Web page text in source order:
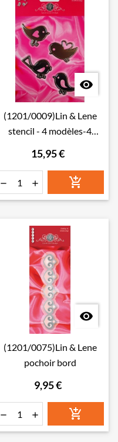

(1201/0009)Lin & Lene
stencil - 4 modèles-4
15,95 €
  

(1201/0075)Lin & Lene
pochoir bord
9,95 €
  